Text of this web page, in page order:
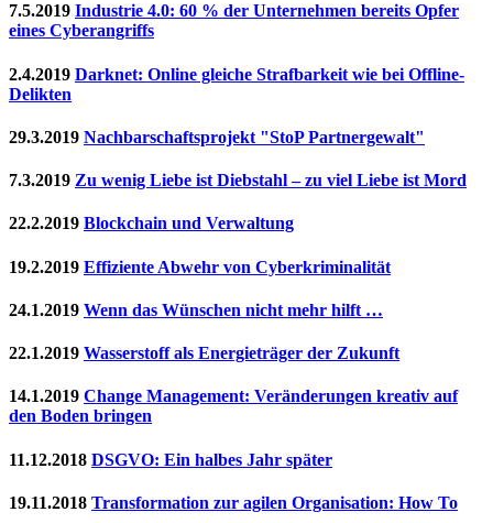
7.5.2019 Industrie 4.0: 60 % der Unternehmen bereits Opfer
eines Cyberangriffs
2.4.2019 Darknet: Online gleiche Strafbarkeit wie bei Offline-
Delikten
29.3.2019 Nachbarschaftsprojekt "StoP Partnergewalt"
7.3.2019 Zu wenig Liebe ist Diebstahl – zu viel Liebe ist Mord
22.2.2019 Blockchain und Verwaltung
19.2.2019 Effiziente Abwehr von Cyberkriminalität
24.1.2019 Wenn das Wünschen nicht mehr hilft …
22.1.2019 Wasserstoff als Energieträger der Zukunft
14.1.2019 Change Management: Veränderungen kreativ auf
den Boden bringen
11.12.2018 DSGVO: Ein halbes Jahr später
19.11.2018 Transformation zur agilen Organisation: How To